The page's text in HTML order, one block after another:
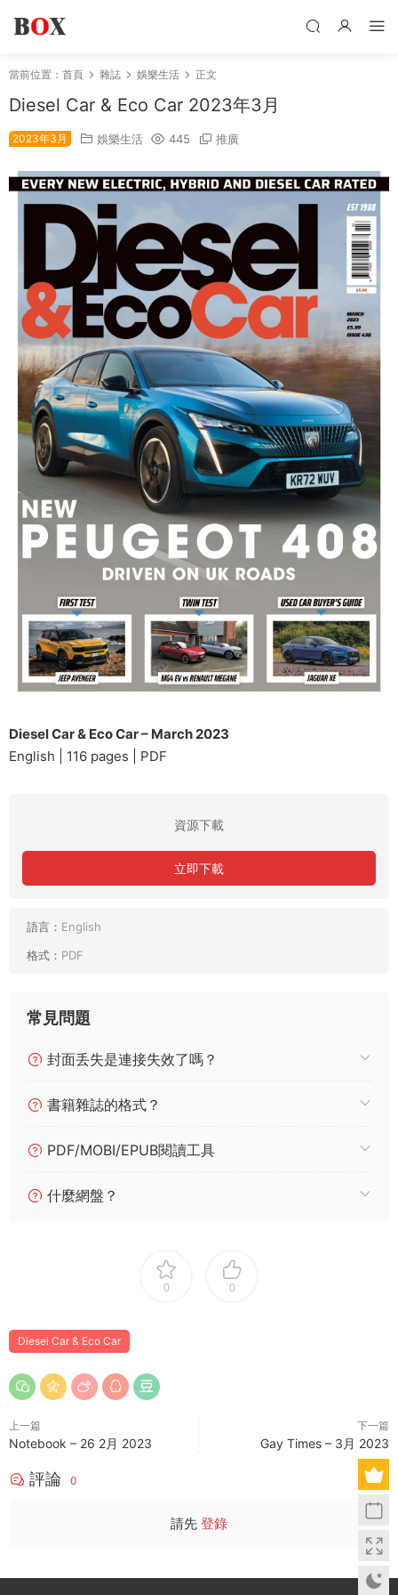
當前位置： 首頁 雜誌 娛樂生活 正文
Diesel Car & Eco Car 2023年3月
2023年3月 娛樂生活 445 推廣
Diesel Car & Eco Car – March 2023
English | 116 pages | PDF
資源下載
立即下載
語言： English
格式： PDF
常見問題
封面丢失是連接失效了嗎？
書籍雜誌的格式？
PDF/MOBI/EPUB閱讀工具
什麼網盤？
0 0
Diesel Car & Eco Car
上一篇
Notebook – 26 2月 2023
下一篇
Gay Times – 3月 2023
評論 0
請先 登錄